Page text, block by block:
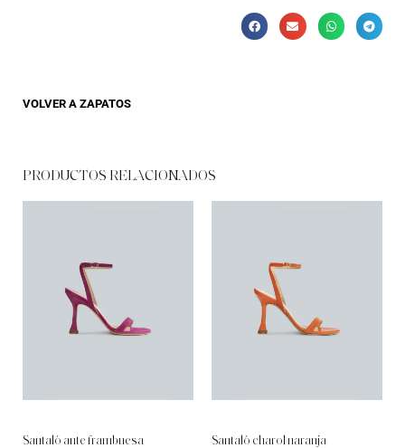
VOLVER A ZAPATOS
PRODUCTOS RELACIONADOS
Santaló ante frambuesa Santaló charol naranja